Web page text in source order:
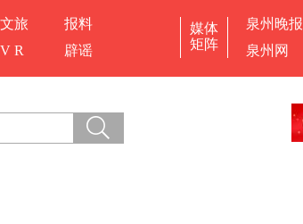
文旅
报料
V R 辟谣
媒体
矩阵
泉州晚报
泉州网